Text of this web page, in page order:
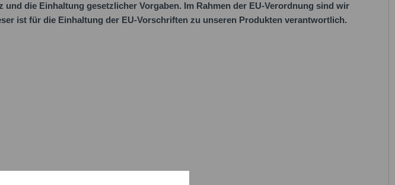
die Einhaltung gesetzlicher Vorgaben. Im Rahmen der EU-Verordnung sind wir
ist für die Einhaltung der EU-Vorschriften zu unseren Produkten verantwortlich.